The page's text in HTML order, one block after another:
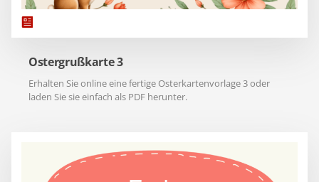
Ostergrußkarte 3
Erhalten Sie online eine fertige Osterkartenvorlage 3 oder
laden Sie sie einfach als PDF herunter.